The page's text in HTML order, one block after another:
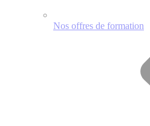
Nos offres de formation